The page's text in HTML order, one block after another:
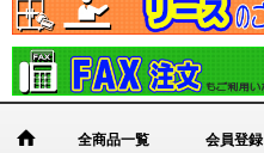
全商品一覧 会員登録